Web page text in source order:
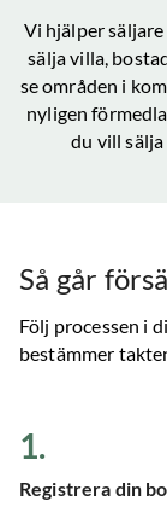
Vi hjälper
sälja villa,
se områden i
nyligen
du vill
Så går
Följ processen i
bestämmer
1.
Registrera din